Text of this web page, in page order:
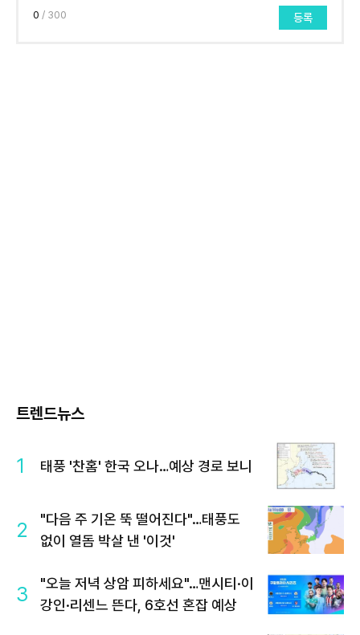
0 / 300 등록
트렌드뉴스
1 태풍 '찬홈' 한국 오나…예상 경로 보니
2
"다음 주 기온 뚝 떨어진다"…태풍도
없이 열돔 박살 낸 '이것'
3
"오늘 저녁 상암 피하세요"…맨시티·이
강인·리센느 뜬다, 6호선 혼잡 예상